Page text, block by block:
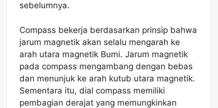
sebelumnya.
Compass bekerja berdasarkan prinsip bahwa
jarum magnetik akan selalu mengarah ke
arah utara magnetik Bumi. Jarum magnetik
pada compass mengambang dengan bebas
dan menunjuk ke arah kutub utara magnetik.
Sementara itu, dial compass memiliki
pembagian derajat yang memungkinkan